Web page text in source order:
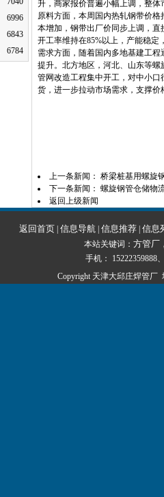
6996
6843
6784
升，商家报价普遍小幅上调，整体
原料方面，本周国内热轧钢带价
本增加，钢带出厂价同步上调，
开工率维持在85%以上，产能稳
需求方面，随着国内多地基建工
提升。北方地区，河北、山东等
管网改造工程集中开工，对中小
货，进一步拉动市场需求，支撑价
上一条新闻： 桥梁桩基用螺旋
下一条新闻： 螺旋钢管仓储物
返回上级新闻
返回首页 信息导航 信息推荐 信息
本站关键词： 方管厂
手机： 15222359888
Copyright 天津大邱庄焊管